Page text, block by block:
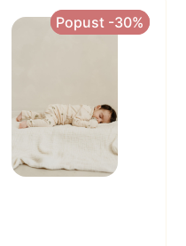
Popust -30%
Popust -30%